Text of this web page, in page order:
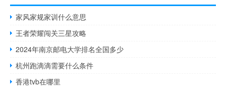
家风家规家训什么意思
王者荣耀闯关三星攻略
2024年南京邮电大学排名全国多少
杭州跑滴滴需要什么条件
香港tvb在哪里